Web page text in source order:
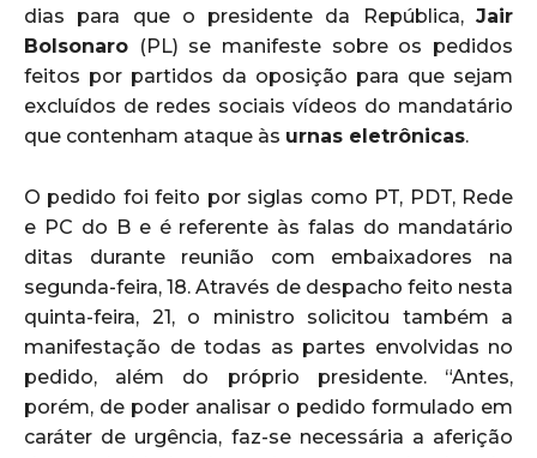
dias para que o presidente da República, Jair
Bolsonaro (PL) se manifeste sobre os pedidos
feitos por partidos da oposição para que sejam
excluídos de redes sociais vídeos do mandatário
que contenham ataque às urnas eletrônicas.
O pedido foi feito por siglas como PT, PDT, Rede
e PC do B e é referente às falas do mandatário
ditas durante reunião com embaixadores na
segunda-feira, 18. Através de despacho feito nesta
quinta-feira, 21, o ministro solicitou também a
manifestação de todas as partes envolvidas no
pedido, além do próprio presidente. “Antes,
porém, de poder analisar o pedido formulado em
caráter de urgência, faz-se necessária a aferição